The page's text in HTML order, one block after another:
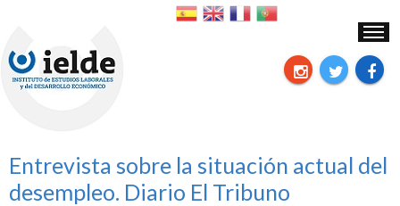
Entrevista sobre la situación actual del
desempleo. Diario El Tribuno